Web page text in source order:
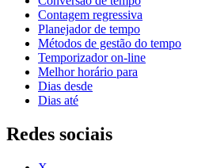
Contagem regressiva
Planejador de tempo
Métodos de gestão do tempo
Temporizador on-line
Melhor horário para
Dias desde
Dias até
Redes sociais